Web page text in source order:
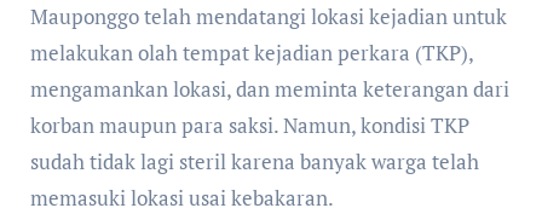
Mauponggo telah mendatangi lokasi kejadian untuk
melakukan olah tempat kejadian perkara (TKP),
mengamankan lokasi, dan meminta keterangan dari
korban maupun para saksi. Namun, kondisi TKP
sudah tidak lagi steril karena banyak warga telah
memasuki lokasi usai kebakaran.